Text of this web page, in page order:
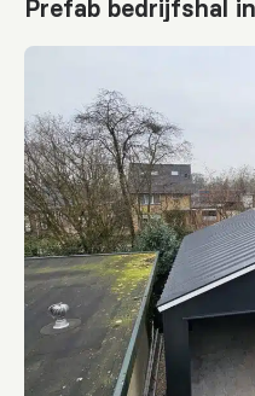
Prefab bedrijfshal